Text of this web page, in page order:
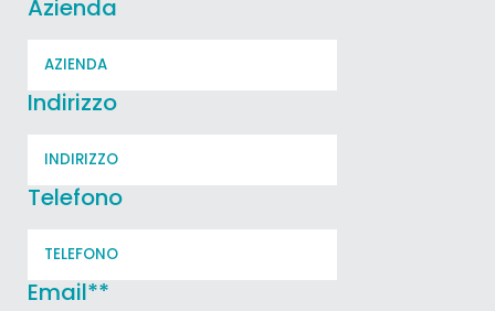
Azienda
Indirizzo
Telefono
Email**